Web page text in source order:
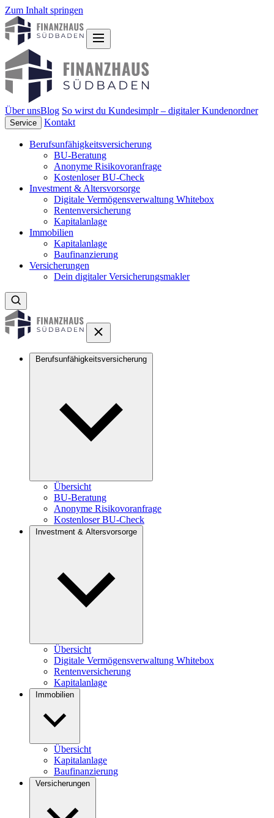
Zum Inhalt springen
Über unsBlog So wirst du Kundesimplr – digitaler Kundenordner
Service Kontakt
Berufsunfähigkeitsversicherung
BU-Beratung
Anonyme Risikovoranfrage
Kostenloser BU-Check
Investment & Altersvorsorge
Digitale Vermögensverwaltung Whitebox
Rentenversicherung
Kapitalanlage
Immobilien
Kapitalanlage
Baufinanzierung
Versicherungen
Dein digitaler Versicherungsmakler
Berufsunfähigkeitsversicherung
Übersicht
BU-Beratung
Anonyme Risikovoranfrage
Kostenloser BU-Check
Investment & Altersvorsorge
Übersicht
Digitale Vermögensverwaltung Whitebox
Rentenversicherung
Kapitalanlage
Immobilien
Übersicht
Kapitalanlage
Baufinanzierung
Versicherungen